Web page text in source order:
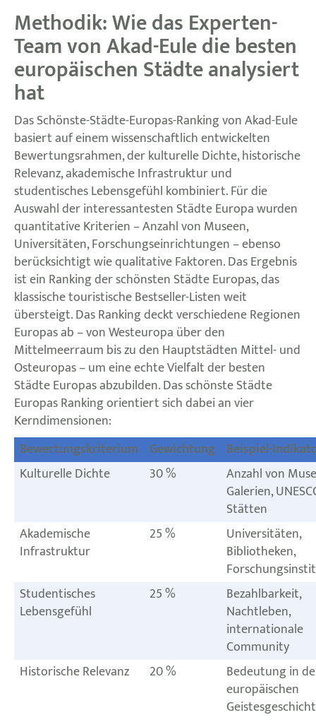
Methodik: Wie das Experten-
Team von Akad-Eule die besten
europäischen Städte analysiert
hat
Das Schönste-Städte-Europas-Ranking von Akad-Eule
basiert auf einem wissenschaftlich entwickelten
Bewertungsrahmen, der kulturelle Dichte, historische
Relevanz, akademische Infrastruktur und
studentisches Lebensgefühl kombiniert. Für die
Auswahl der interessantesten Städte Europa wurden
quantitative Kriterien – Anzahl von Museen,
Universitäten, Forschungseinrichtungen – ebenso
berücksichtigt wie qualitative Faktoren. Das Ergebnis
ist ein Ranking der schönsten Städte Europas, das
klassische touristische Bestseller-Listen weit
übersteigt. Das Ranking deckt verschiedene Regionen
Europas ab – von Westeuropa über den
Mittelmeerraum bis zu den Hauptstädten Mittel- und
Osteuropas – um eine echte Vielfalt der besten
Städte Europas abzubilden. Das schönste Städte
Europas Ranking orientiert sich dabei an vier
Kerndimensionen:
Bewertungskriterium Gewichtung Beispiel-
Kulturelle Dichte
30 %
Anzahl von
Galerien,
Stätten
Akademische
Infrastruktur
25 %
Universitäten,
Bibliotheken,
Studentisches
Lebensgefühl
25 %
Bezahlbarkeit,
Nachtleben,
internationale
Community
Historische Relevanz
20 %
Bedeutung in
europäischen